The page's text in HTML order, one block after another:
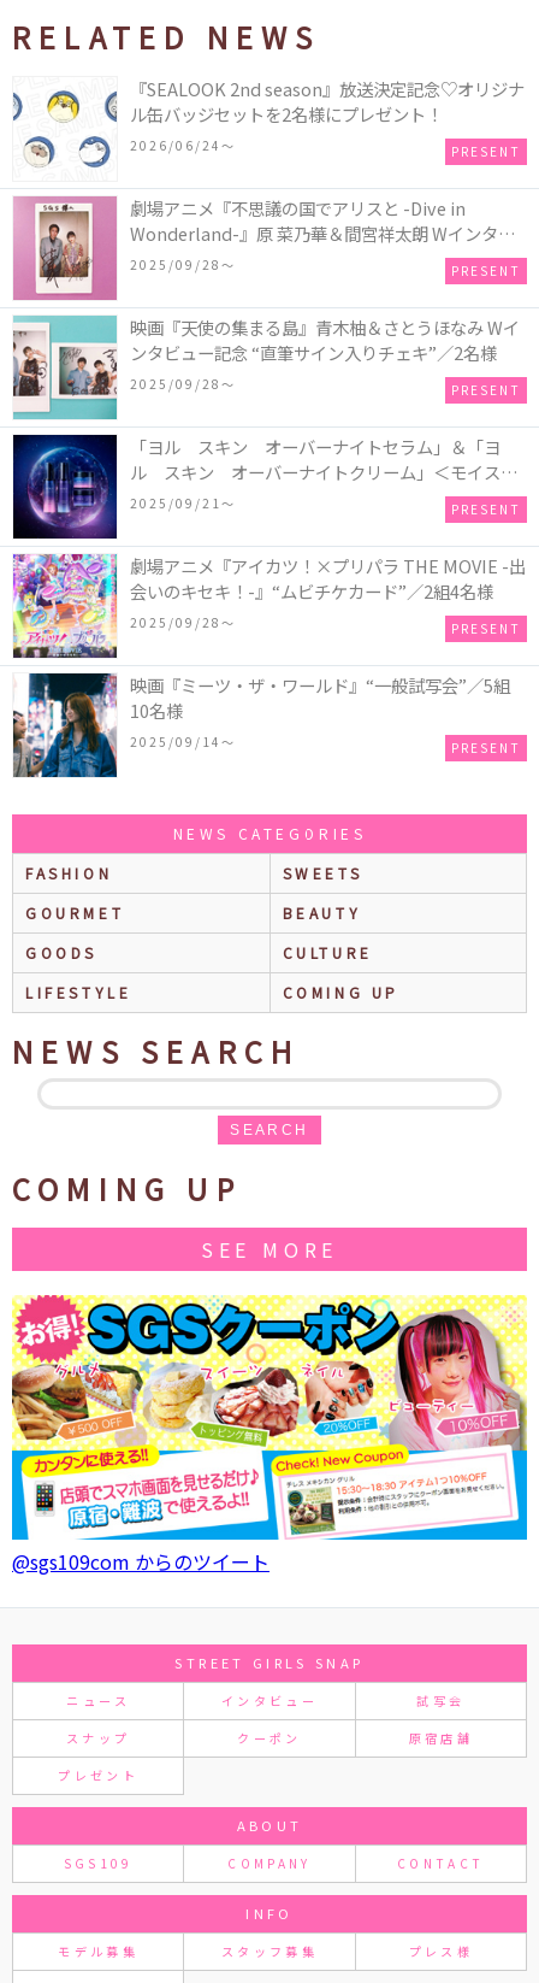
RELATED NEWS
『SEALOOK 2nd season』放送決定記念♡オリジナ
ル缶バッジセットを2名様にプレゼント！
2026/06/24〜 PRESENT
劇場アニメ『不思議の国でアリスと -Dive in
Wonderland-』原 菜乃華＆間宮祥太朗 Wインタビ
ュー記念 “直筆サイン入りチェキ”／1名様
2025/09/28〜 PRESENT
映画『天使の集まる島』青木柚＆さとうほなみ Wイ
ンタビュー記念 “直筆サイン入りチェキ”／2名様
2025/09/28〜 PRESENT
「ヨル スキン オーバーナイトセラム」＆「ヨ
ル スキン オーバーナイトクリーム」＜モイスト
セット＞＜クリア セット＞／各1名様・計2名様
2025/09/21〜 PRESENT
劇場アニメ『アイカツ！×プリパラ THE MOVIE -出
会いのキセキ！-』“ムビチケカード”／2組4名様
2025/09/28〜 PRESENT
映画『ミーツ・ザ・ワールド』“一般試写会”／5組
10名様
2025/09/14〜 PRESENT
NEWS CATEGORIES
FASHION
SWEETS
GOURMET
BEAUTY
GOODS
CULTURE
LIFESTYLE
COMING UP
NEWS SEARCH
SEARCH
COMING UP
SEE MORE
@sgs109com からのツイート
STREET GIRLS SNAP
ニュース インタビュー 試写会
スナップ クーポン 原宿店舗
プレゼント
ABOUT
SGS109 COMPANY CONTACT
INFO
モデル募集 スタッフ募集 プレス様